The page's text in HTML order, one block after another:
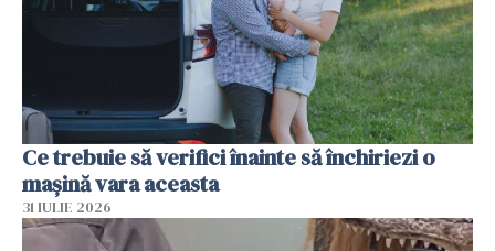
Ce trebuie să verifici înainte să închiriezi o
mașină vara aceasta
31 IULIE 2026